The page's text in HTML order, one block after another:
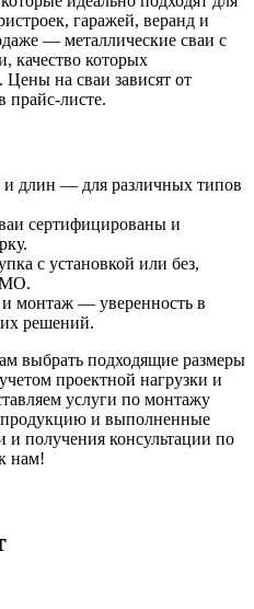
гаражей, веранд и
— металлические сваи с
качество которых
на сваи зависят от
прайс-листе.
и длин — для различных типов
сертифицированы и
с установкой или без,
МО.
монтаж — уверенность в
решений.
выбрать подходящие размеры
проектной нагрузки и
услуги по монтажу
продукцию и выполненные
и получения консультации по
нам!